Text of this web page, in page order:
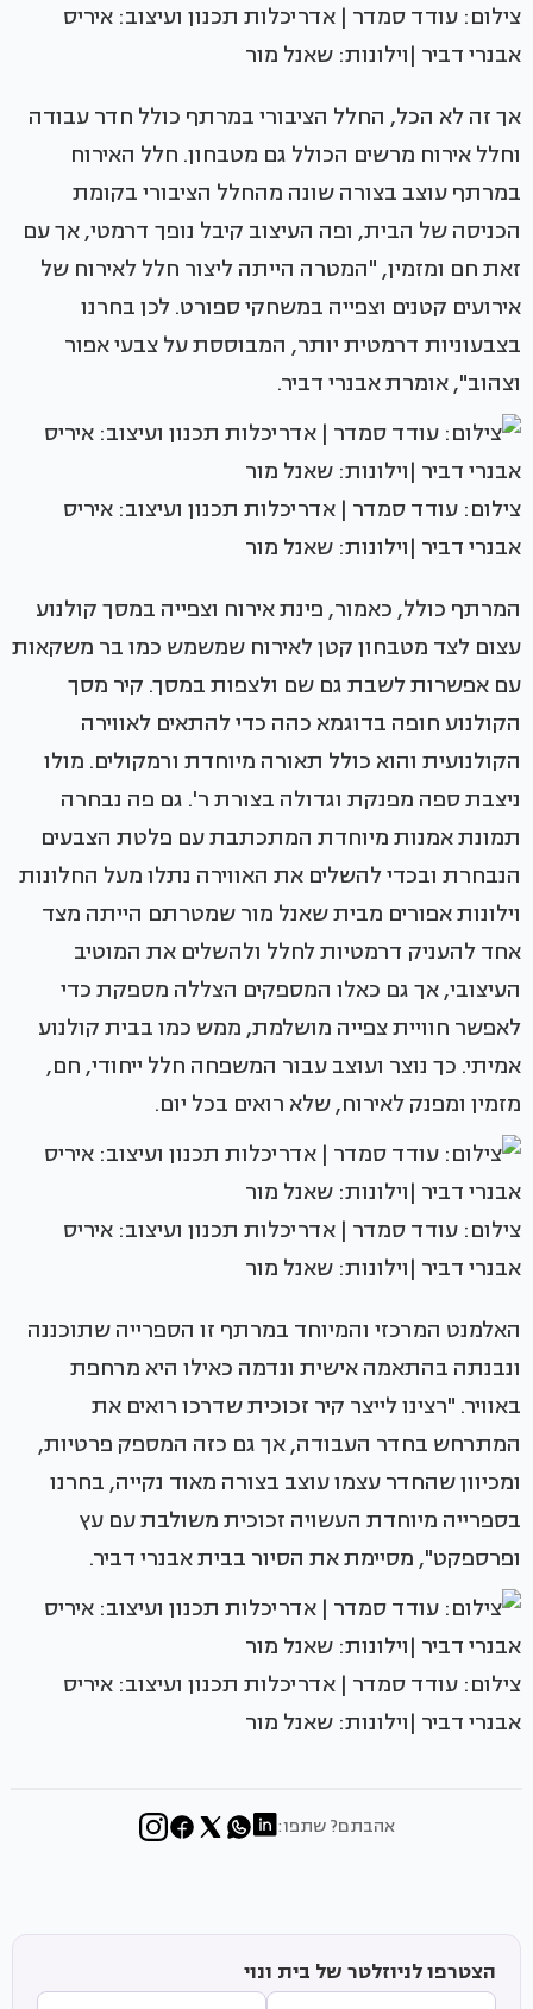
צילום: עודד סמדר | אדריכלות תכנון ועיצוב: איריס
אבנרי דביר |וילונות: שאנל מור
אך זה לא הכל, החלל הציבורי במרתף כולל חדר עבודה
וחלל אירוח מרשים הכולל גם מטבחון. חלל האירוח
במרתף עוצב בצורה שונה מהחלל הציבורי בקומת
הכניסה של הבית, ופה העיצוב קיבל נופך דרמטי, אך עם
זאת חם ומזמין, "המטרה הייתה ליצור חלל לאירוח של
אירועים קטנים וצפייה במשחקי ספורט. לכן בחרנו
בצבעוניות דרמטית יותר, המבוססת על צבעי אפור
וצהוב", אומרת אבנרי דביר.
צילום: עודד סמדר | אדריכלות תכנון ועיצוב: איריס
אבנרי דביר |וילונות: שאנל מור
המרתף כולל, כאמור, פינת אירוח וצפייה במסך קולנוע
עצום לצד מטבחון קטן לאירוח שמשמש כמו בר משקאות
עם אפשרות לשבת גם שם ולצפות במסך. קיר מסך
הקולנוע חופה בדוגמא כהה כדי להתאים לאווירה
הקולנועית והוא כולל תאורה מיוחדת ורמקולים. מולו
ניצבת ספה מפנקת וגדולה בצורת ר'. גם פה נבחרה
תמונת אמנות מיוחדת המתכתבת עם פלטת הצבעים
הנבחרת ובכדי להשלים את האווירה נתלו מעל החלונות
וילונות אפורים מבית שאנל מור שמטרתם הייתה מצד
אחד להעניק דרמטיות לחלל ולהשלים את המוטיב
העיצובי, אך גם כאלו המספקים הצללה מספקת כדי
לאפשר חוויית צפייה מושלמת, ממש כמו בבית קולנוע
אמיתי. כך נוצר ועוצב עבור המשפחה חלל ייחודי, חם,
מזמין ומפנק לאירוח, שלא רואים בכל יום.
צילום: עודד סמדר | אדריכלות תכנון ועיצוב: איריס
אבנרי דביר |וילונות: שאנל מור
האלמנט המרכזי והמיוחד במרתף זו הספרייה שתוכננה
ונבנתה בהתאמה אישית ונדמה כאילו היא מרחפת
באוויר. "רצינו לייצר קיר זכוכית שדרכו רואים את
המתרחש בחדר העבודה, אך גם כזה המספק פרטיות,
ומכיוון שהחדר עצמו עוצב בצורה מאוד נקייה, בחרנו
בספרייה מיוחדת העשויה זכוכית משולבת עם עץ
ופרספקט", מסיימת את הסיור בבית אבנרי דביר.
צילום: עודד סמדר | אדריכלות תכנון ועיצוב: איריס
אבנרי דביר |וילונות: שאנל מור
אהבתם? שתפו:
הצטרפו לניוזלטר של בית ונוי